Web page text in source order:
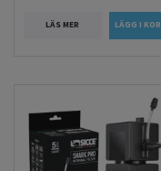
LÄS MER